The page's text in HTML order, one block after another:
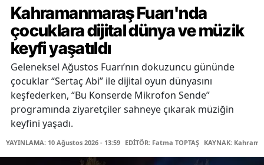
Kahramanmaraş Fuarı'nda
çocuklara dijital dünya ve müzik
keyfi yaşatıldı
Geleneksel Ağustos Fuarı’nın dokuzuncu gününde
çocuklar “Sertaç Abi” ile dijital oyun dünyasını
keşfederken, “Bu Konserde Mikrofon Sende”
programında ziyaretçiler sahneye çıkarak müziğin
keyfini yaşadı.
YAYINLAMA: 10 Ağustos 2026 - 13:59 EDİTÖR: Fatma TOPTAŞ KAYNAK: